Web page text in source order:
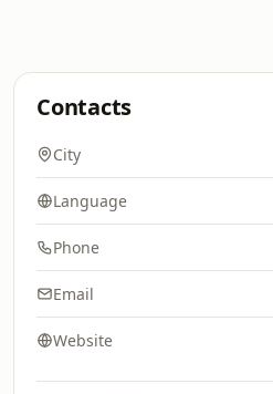
Contacts
City
Language
Phone
Email
Website